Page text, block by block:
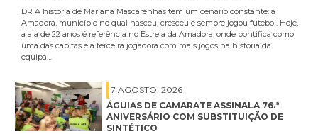
DR A história de Mariana Mascarenhas tem um cenário constante: a
Amadora, município no qual nasceu, cresceu e sempre jogou futebol. Hoje,
a ala de 22 anos é referência no Estrela da Amadora, onde pontifica como
uma das capitãs e a terceira jogadora com mais jogos na história da
equipa…
7 AGOSTO, 2026
ÁGUIAS DE CAMARATE ASSINALA 76.ª
ANIVERSÁRIO COM SUBSTITUIÇÃO DE
SINTÉTICO